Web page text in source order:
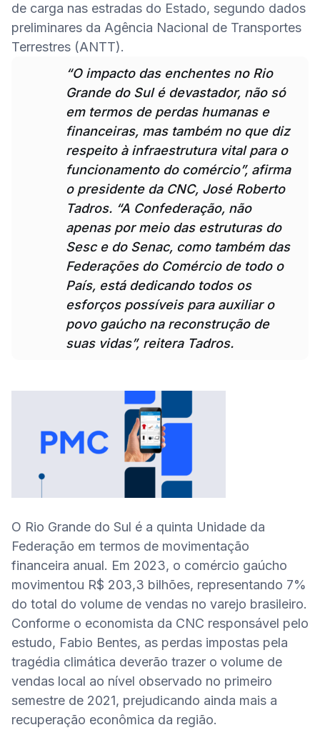
de carga nas estradas do Estado, segundo dados
preliminares da Agência Nacional de Transportes
“O impacto das enchentes no Rio
Grande do Sul é devastador, não só
em termos de perdas humanas e
financeiras, mas também no que diz
respeito à infraestrutura vital para o
funcionamento do comércio”, afirma
o presidente da CNC, José Roberto
Tadros. “A Confederação, não
apenas por meio das estruturas do
Sesc e do Senac, como também das
Federações do Comércio de todo o
País, está dedicando todos os
esforços possíveis para auxiliar o
povo gaúcho na reconstrução de
suas vidas”, reitera Tadros.
O Rio Grande do Sul é a quinta Unidade da
Federação em termos de movimentação
financeira anual. Em 2023, o comércio gaúcho
movimentou R$ 203,3 bilhões, representando 7%
do total do volume de vendas no varejo brasileiro.
Conforme o economista da CNC responsável pelo
estudo, Fabio Bentes, as perdas impostas pela
tragédia climática deverão trazer o volume de
vendas local ao nível observado no primeiro
semestre de 2021, prejudicando ainda mais a
recuperação econômica da região.